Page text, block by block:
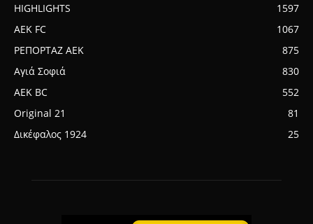
HIGHLIGHTS
1597
AEK FC
1067
ΡΕΠΟΡΤΑΖ ΑΕΚ
875
Αγιά Σοφιά
830
AEK BC
552
Original 21
81
Δικέφαλος 1924
25